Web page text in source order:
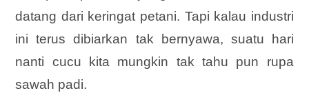
datang dari keringat petani. Tapi kalau industri
ini terus dibiarkan tak bernyawa, suatu hari
nanti cucu kita mungkin tak tahu pun rupa
sawah padi.